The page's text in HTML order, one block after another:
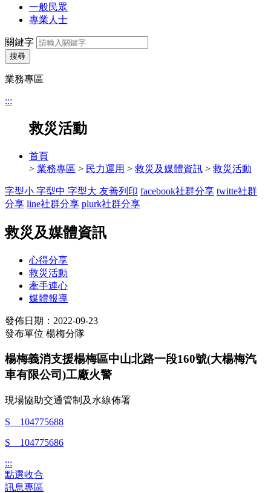
一般民眾
專業人士
關鍵字
搜尋
業務專區
:::
救災活動
首頁
> 業務專區 > 民力運用 > 救災及媒體資訊 > 救災活動
字型小 字型中 字型大 友善列印 facebook社群分享 twitte社群
分享 line社群分享 plurk社群分享
救災及媒體資訊
心得分享
救災活動
牽手連心
媒體報導
發佈日期：2022-09-23
發布單位 楊梅分隊
楊梅義消支援楊梅區中山北路一段160號(大楊梅汽
車有限公司)工廠火警
現場協助交通管制及水線佈署
S__104775688
S__104775686
:::
點選收合
訊息專區